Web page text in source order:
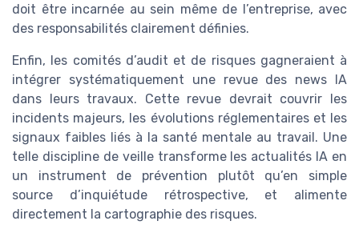
doit être incarnée au sein même de l’entreprise, avec
des responsabilités clairement définies.
Enfin, les comités d’audit et de risques gagneraient à
intégrer systématiquement une revue des news IA
dans leurs travaux. Cette revue devrait couvrir les
incidents majeurs, les évolutions réglementaires et les
signaux faibles liés à la santé mentale au travail. Une
telle discipline de veille transforme les actualités IA en
un instrument de prévention plutôt qu’en simple
source d’inquiétude rétrospective, et alimente
directement la cartographie des risques.